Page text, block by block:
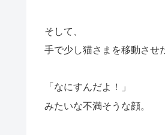
そして、
手で少し猫さまを移動させ
「なにすんだよ！」
みたいな不満そうな顔。